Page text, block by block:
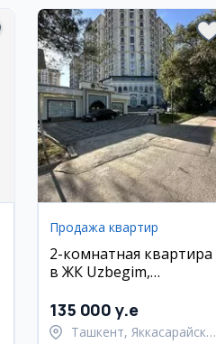
Продажа квартир
2-комнатная квартира
в ЖК Uzbegim,
135 000 y.e
Ташкент, Яккасарайский